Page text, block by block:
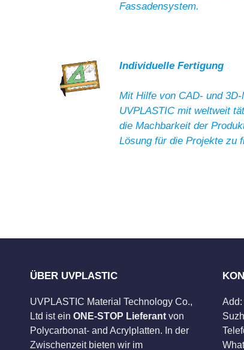
Fassadensystem.
Individuelle Fertigung
Mit Hilfe von CAD- und
UVPLASTIC mit weltweit
die Machbarkeit der
Lösung für die Projekte zu
ÜBER UVPLASTIC
UVPLASTIC Material Technology Co.,
Ltd ist ein ONE-STOP Lieferant von
Polycarbonat- and Acrylplatten. In der
Zwischenzeit bieten wir im
Add: